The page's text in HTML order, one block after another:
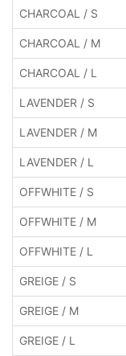
CHARCOAL / S
CHARCOAL / M
CHARCOAL / L
LAVENDER / S
LAVENDER / M
LAVENDER / L
OFFWHITE / S
OFFWHITE / M
OFFWHITE / L
GREIGE / S
GREIGE / M
GREIGE / L